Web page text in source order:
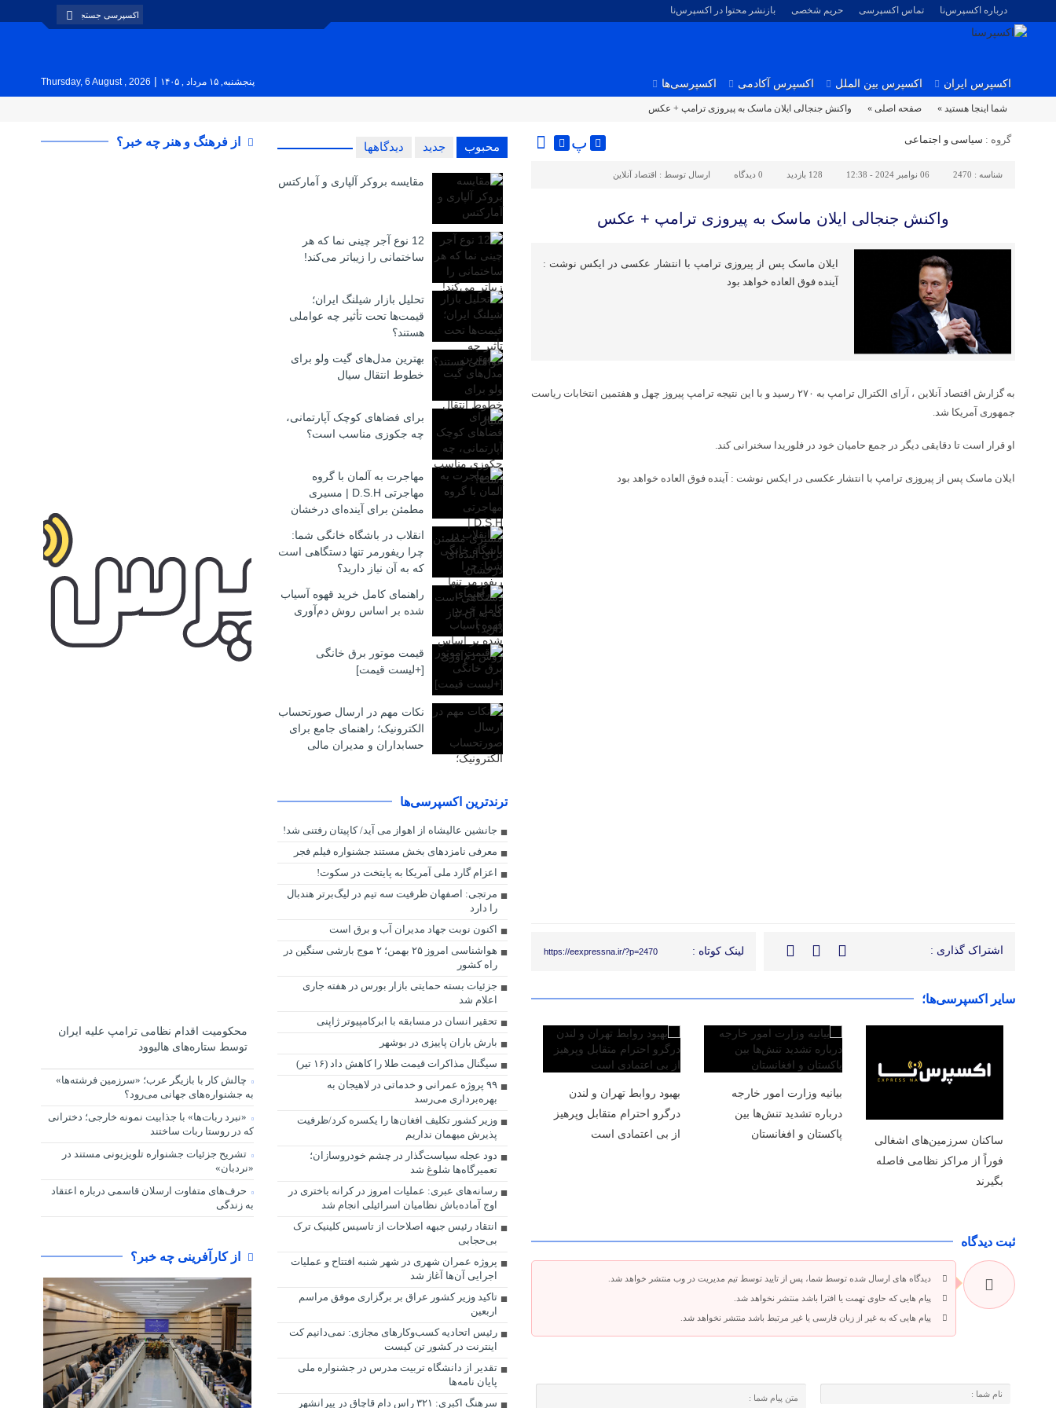
درباره اکسپرس‌نا تماس اکسپرسی حریم شخصی بازنشر محتوا در اکسپرس‌نا
اکسپرس ایران اکسپرس بین الملل اکسپرس آکادمی اکسپرسی‌ها پنجشنبه, ۱۵ مرداد , ۱۴۰۵ |
Thursday, 6 August , 2026
شما اینجا هستید » صفحه اصلی » واکنش جنجالی ایلان ماسک به پیروزی ترامپ + عکس
گروه : سیاسی و اجتماعی پ
شناسه : 2470 06 نوامبر 2024 - 12:38 128 بازدید 0 دیدگاه ارسال توسط : اقتصاد آنلاین
واکنش جنجالی ایلان ماسک به پیروزی ترامپ + عکس
ایلان ماسک پس از پیروزی ترامپ با انتشار عکسی در ایکس نوشت :
آینده فوق العاده خواهد بود
به گزارش اقتصاد آنلاین ، آرای الکترال ترامپ به ۲۷۰ رسید و با این نتیجه ترامپ پیروز چهل و هفتمین انتخابات ریاست
جمهوری آمریکا شد.
او قرار است تا دقایقی دیگر در جمع حامیان خود در فلوریدا سخنرانی کند.
ایلان ماسک پس از پیروزی ترامپ با انتشار عکسی در ایکس نوشت : آینده فوق العاده خواهد بود
اشتراک گذاری : لینک کوتاه : https://eexpressna.ir/?p=2470
سایر اکسپرسی‌ها؛
ساکنان سرزمین‌های اشغالی
فوراً از مراکز نظامی فاصله
بگیرند
بیانیه وزارت امور خارجه
درباره تشدید تنش‌ها بین
پاکستان و افغانستان
بهبود روابط تهران و لندن
درگرو احترام متقابل وپرهیز
از بی‌ اعتمادی است
ثبت دیدگاه
دیدگاه های ارسال شده توسط شما، پس از تایید توسط تیم مدیریت در وب منتشر خواهد شد.
پیام هایی که حاوی تهمت یا افترا باشد منتشر نخواهد شد.
پیام هایی که به غیر از زبان فارسی یا غیر مرتبط باشد منتشر نخواهد شد.
محبوب جدید دیدگاهها
مقایسه بروکر آلپاری و آمارکتس
12 نوع آجر چینی نما که هر
ساختمانی را زیباتر می‌کند!
تحلیل بازار شیلنگ ایران؛
قیمت‌ها تحت تأثیر چه عواملی
هستند؟
بهترین مدل‌های گیت ولو برای
خطوط انتقال سیال
برای فضاهای کوچک آپارتمانی،
چه جکوزی مناسب است؟
مهاجرت به آلمان با گروه
مهاجرتی D.S.H | مسیری
مطمئن برای آینده‌ای درخشان
انقلاب در باشگاه خانگی شما:
چرا ریفورمر تنها دستگاهی است
که به آن نیاز دارید؟
راهنمای کامل خرید قهوه آسیاب
شده بر اساس روش دم‌آوری
قیمت موتور برق خانگی
[+لیست قیمت]
نکات مهم در ارسال صورتحساب
الکترونیک؛ راهنمای جامع برای
حسابداران و مدیران مالی
ترندترین اکسپرسی‌ها
جانشین عالیشاه از اهواز می آید/ کاپیتان رفتنی شد!
معرفی نامزدهای بخش مستند جشنواره فیلم فجر
اعزام گارد ملی آمریکا به پایتخت در سکوت!
مرتجی: اصفهان ظرفیت سه تیم در لیگ‌برتر هندبال
را دارد
اکنون نوبت جهاد مدیران آب و برق است
هواشناسی امروز ۲۵ بهمن؛ ۲ موج‌ بارشی سنگین در
راه کشور
جزئیات بسته حمایتی بازار بورس در هفته جاری
اعلام شد
تحقیر انسان در مسابقه با ابرکامپیوتر ژاپنی
بارش باران پاییزی در بوشهر
سیگنال مذاکرات قیمت طلا را کاهش داد (۱۶ تیر)
۹۹ پروژه عمرانی و خدماتی در لاهیجان به
بهره‌برداری می‌رسد
وزیر کشور تکلیف افغان‌ها را یکسره کرد/ظرفیت
پذیرش میهمان نداریم
دود عجله سیاست‌گذار در چشم خودروسازان؛
تعمیرگاه‌ها شلوغ شد
رسانه‌های عبری: عملیات امروز در کرانه باختری در
اوج آماده‌باش نظامیان اسرائیلی انجام شد
انتقاد رئیس جبهه اصلاحات از تاسیس کلینیک ترک
بی‌حجابی
پروژه عمران شهری در شهر شنبه افتتاح و عملیات
اجرایی آن‌ها آغاز شد
تاکید وزیر کشور عراق بر برگزاری موفق مراسم
اربعین
رئیس اتحادیه کسب‌وکارهای مجازی: نمی‌دانیم کت
اینترنت در کشور تن کیست
تقدیر از دانشگاه تربیت مدرس در جشنواره ملی
پایان نامه‌ها
سرهنگ اکبری: ۳۲۱ راس دام قاچاق در پیرانشهر
از فرهنگ و هنر چه خبر؟
محکومیت اقدام نظامی ترامپ علیه ایران
توسط ستاره‌های هالیوود
چالش کار با بازیگر عرب؛ «سرزمین فرشته‌ها»
به جشنواره‌های جهانی می‌رود؟
«نبرد ربات‌ها» با جذابیت نمونه خارجی؛ دخترانی
که در روستا ربات ساختند
تشریح جزئیات جشنواره‌ تلویزیونی مستند در
«نردبان»
حرف‌های متفاوت ارسلان قاسمی درباره اعتقاد
به زندگی
از کارآفرینی چه خبر؟